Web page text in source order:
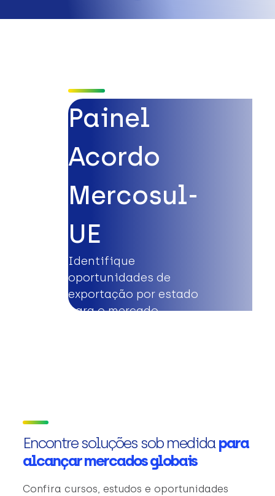
Painel
Acordo
Mercosul-
UE
Identifique
oportunidades de
exportação por estado
para o mercado
Encontre soluções sob medidapara
alcançar mercados globais
Confira cursos, estudos e oportunidades